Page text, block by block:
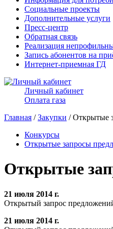
Социальные проекты
Дополнительные услуги
Пресс-центр
Обратная связь
Реализация
Запись абонентов на
Интернет-приемная ГД
Личный кабинет
Оплата газа
Главная /Закупки / Открытые
Конкурсы
Открытые запросы
Открытые
21 июля 2014 г.
Открытый запрос
21 июля 2014 г.